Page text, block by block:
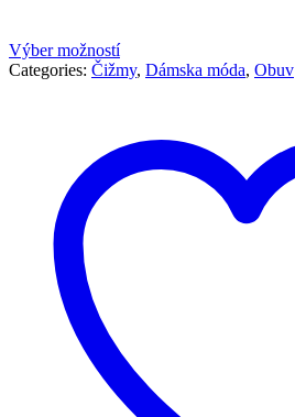
Výber možností
Categories: Čižmy, Dámska móda, Obuv